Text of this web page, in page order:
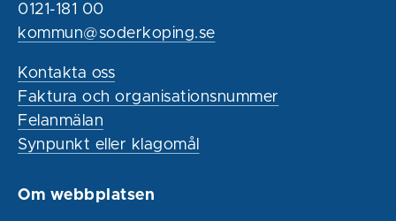
0121-181 00
kommun@soderkoping.se
Kontakta oss
Faktura och organisationsnummer
Felanmälan
Synpunkt eller klagomål
Om webbplatsen